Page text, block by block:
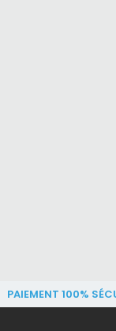
PAIEMENT 100%